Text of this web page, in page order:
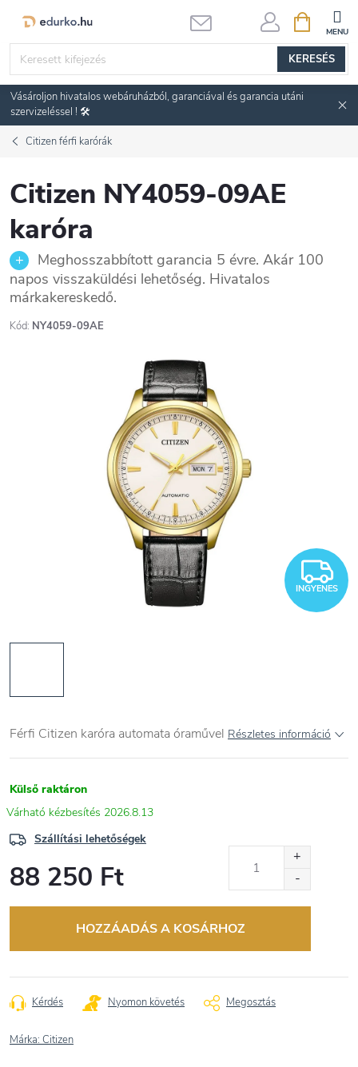
KERESÉS
KOSÁR
Vásároljon hivatalos webáruházból, garanciával és garancia utáni
szervizeléssel ! 🛠️
Citizen férfi karórák
Citizen NY4059-09AE
karóra
Meghosszabbított garancia 5 évre. Akár 100
napos visszaküldési lehetőség. Hivatalos
márkakereskedő.
Kód: NY4059-09AE
INGYENES
Férfi Citizen karóra automata óraművel Részletes információ
Külső raktáron
2026.8.13
Szállítási lehetőségek
88 250 Ft
HOZZÁADÁS A KOSÁRHOZ
Kérdés Nyomon követés Megosztás
Márka: Citizen